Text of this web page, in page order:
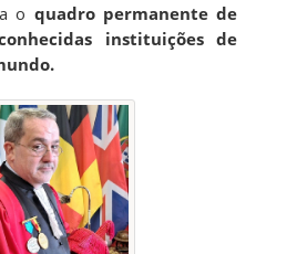
o quadro permanente de
instituições de